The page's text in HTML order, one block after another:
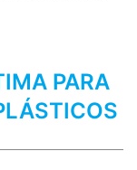
PARA